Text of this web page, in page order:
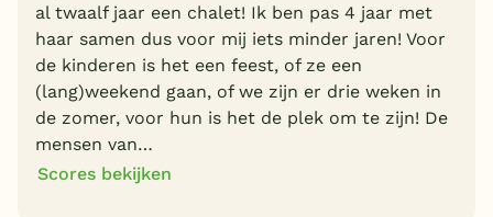
al twaalf jaar een chalet! Ik ben pas 4 jaar met
haar samen dus voor mij iets minder jaren! Voor
de kinderen is het een feest, of ze een
(lang)weekend gaan, of we zijn er drie weken in
de zomer, voor hun is het de plek om te zijn! De
mensen van…
Scores bekijken